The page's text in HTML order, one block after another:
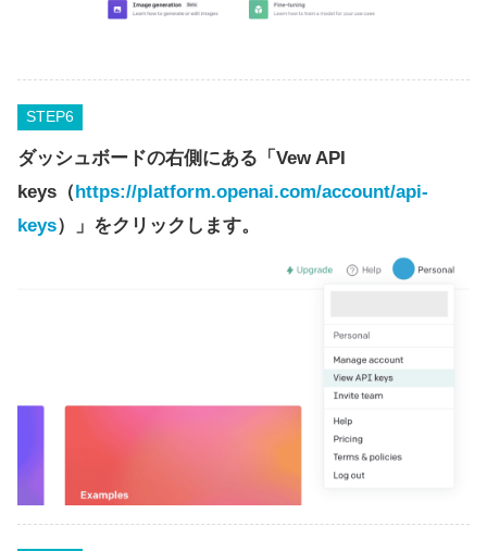
STEP
ダッシュボードの右側にある「Vew API
keys（ https://platform.openai.com/account/api-
keys）」をクリックします。